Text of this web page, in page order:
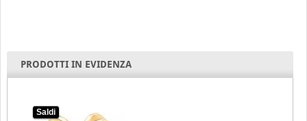
PRODOTTI IN EVIDENZA
Saldi